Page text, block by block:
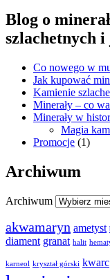
Blog o
szlachetnych
Co nowego w
Jak kupować
Kamienie
Minerały – co
Minerały w
Magia
Promocje (1)
Archiwum
Archiwum
akwamaryn ametyst
diament granat halit
karneol kryształ górski kwarc